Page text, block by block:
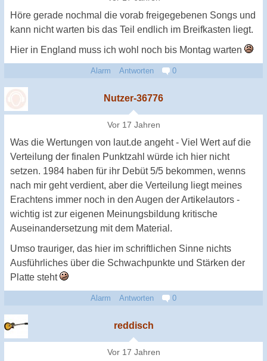
Höre gerade nochmal die vorab freigegebenen Songs und
kann nicht warten bis das Teil endlich im Breifkasten liegt.
Hier in England muss ich wohl noch bis Montag warten
Alarm Antworten 0
Nutzer-36776
Vor 17 Jahren
Was die Wertungen von laut.de angeht - Viel Wert auf die
Verteilung der finalen Punktzahl würde ich hier nicht
setzen. 1984 haben für ihr Debüt 5/5 bekommen, wenns
nach mir geht verdient, aber die Verteilung liegt meines
Erachtens immer noch in den Augen der Artikelautors -
wichtig ist zur eigenen Meinungsbildung kritische
Auseinandersetzung mit dem Material.
Umso trauriger, das hier im schriftlichen Sinne nichts
Ausführliches über die Schwachpunkte und Stärken der
Platte steht
Alarm Antworten 0
reddisch
Vor 17 Jahren